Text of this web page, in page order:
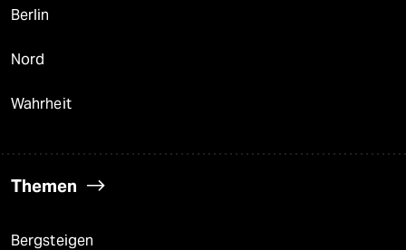
Berlin
Nord
Wahrheit
Themen
Bergsteigen